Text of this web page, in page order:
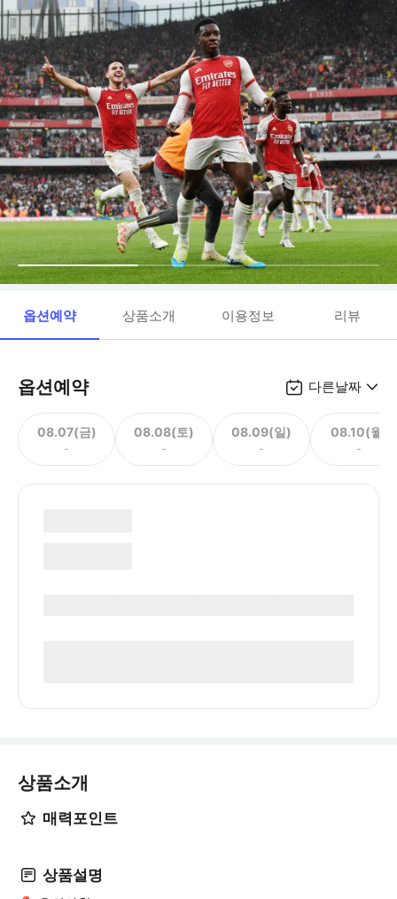
옵션예약 상품소개 이용정보 리뷰
옵션예약 다른날짜
08.07(금)
-
08.08(토)
-
08.09(일)
-
08.10(월)
-
상품소개
매력포인트
상품설명